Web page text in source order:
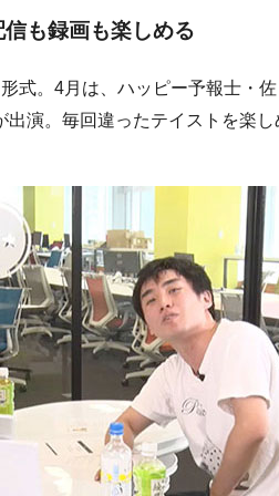
も録画も楽しめる
。4月は、ハッピー予報士・佐
演。毎回違ったテイストを楽し